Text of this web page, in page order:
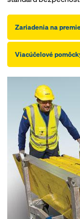
Zariadenia na
Viacúčelové